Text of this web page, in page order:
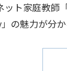
ト家庭教師
の魅力が分